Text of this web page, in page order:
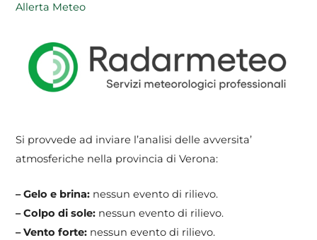
Allerta Meteo
Si provvede ad inviare l’analisi delle avversita’
atmosferiche nella provincia di Verona:
– Gelo e brina: nessun evento di rilievo.
– Colpo di sole: nessun evento di rilievo.
– Vento forte: nessun evento di rilievo.